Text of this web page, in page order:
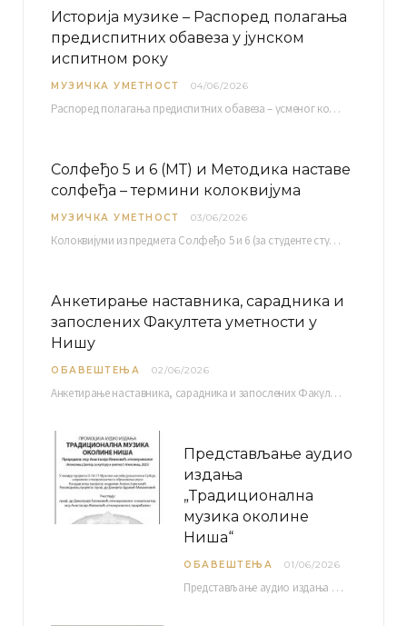
Историја музике – Распоред полагања
предиспитних обавеза у јунском
испитном року
МУЗИЧКА УМЕТНОСТ 04/06/2026
Распоред полагaња предиспитних обавеза – усменог колоквијума и теста из слушања музике – објављен је…
Солфеђо 5 и 6 (МТ) и Методика наставе
солфеђа – термини колоквијума
МУЗИЧКА УМЕТНОСТ 03/06/2026
Колоквијуми из предмета Солфеђо 5 и 6 (за студенте студијског програма Музичка теорија) и Методика…
Анкетирање наставника, сарадника и
запослених Факултета уметности у
Нишу
ОБАВЕШТЕЊА 02/06/2026
Анкетирање наставника, сарадника и запослених Факултета уметности у Нишу ради сачињавања Извештаја о самовредновању биће…
Представљање аудио
издања
„Традиционална
музика околине
Ниша“
ОБАВЕШТЕЊА 01/06/2026
Представљање аудио издања “Традиционална музика околине Ниша” организује се у оквиру пројекта О-10-17 Музичко наслеђе…